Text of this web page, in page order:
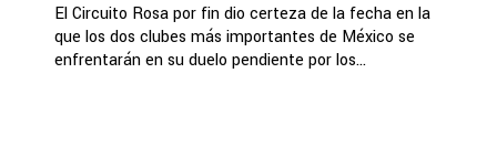
El Circuito Rosa por fin dio certeza de la fecha en la
que los dos clubes más importantes de México se
enfrentarán en su duelo pendiente por los...